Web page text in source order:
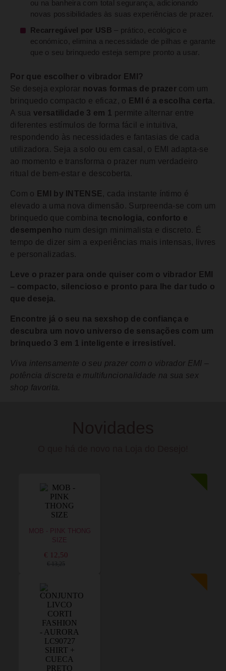
ou na banheira com total segurança, adicionando
novas possibilidades às suas experiências de prazer.
Recarregável por USB – prático, ecológico e
económico, elimina a necessidade de pilhas e garante
que o seu brinquedo esteja sempre pronto a usar.
Por que escolher o vibrador EMI?
Se deseja explorar novas formas de prazer com um
brinquedo compacto e eficaz, o EMI é a escolha certa .
A sua versatilidade 3 em 1
permite alternar entre
diferentes estímulos de forma fácil e intuitiva,
respondendo às necessidades e fantasias de cada
utilizadora. Seja a solo ou em casal, o EMI adapta-se
ao momento e transforma o prazer num verdadeiro
ritual de bem-estar e descoberta.
Com o EMI by INTENSE , cada instante íntimo é
elevado a uma nova dimensão. Surpreenda-se com um
brinquedo que combina tecnologia, conforto e
desempenho num design minimalista e discreto. É
tempo de dizer sim a experiências mais intensas, livres
e personalizadas.
Leve o prazer para onde quiser com o vibrador EMI
– compacto, silencioso e pronto para lhe dar tudo o
que deseja.
Encontre já o seu na sexshop de confiança e
descubra um novo universo de sensações com um
brinquedo 3 em 1 inteligente e irresistível.
Viva intensamente o seu prazer com o vibrador EMI –
potência discreta e multifuncionalidade na sua sex
shop favorita.
MOB - PINK THONG
SIZE
€ 12,50
€ 13,25